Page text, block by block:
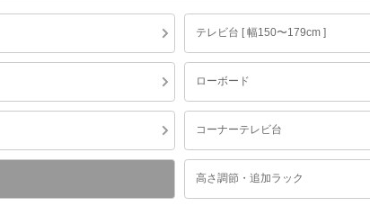
テレビ台 [ 幅150〜179cm ]
ローボード
コーナーテレビ台
高さ調節・追加ラック